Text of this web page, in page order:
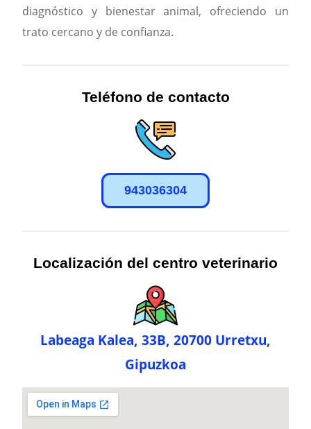
diagnóstico y bienestar animal, ofreciendo un
trato cercano y de confianza.
Teléfono de contacto
943036304
Localización del centro veterinario
Labeaga Kalea, 33B, 20700 Urretxu,
Gipuzkoa